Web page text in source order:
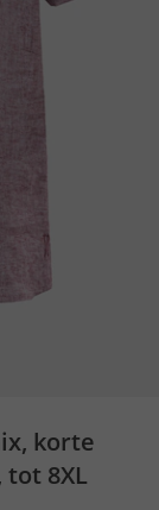
korte
8XL